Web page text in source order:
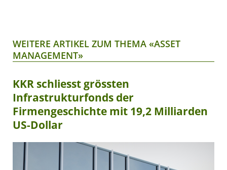
WEITERE ARTIKEL ZUM THEMA «ASSET
MANAGEMENT»
KKR schliesst grössten
Infrastrukturfonds der
Firmengeschichte mit 19,2 Milliarden
US-Dollar